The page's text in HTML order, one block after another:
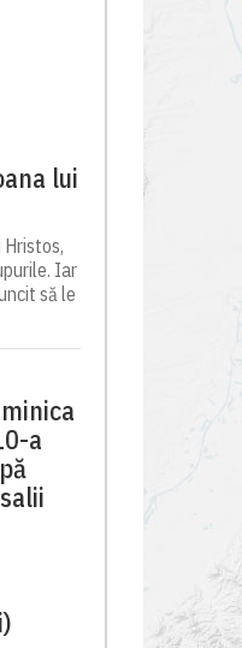
lui
Iar
să le
a